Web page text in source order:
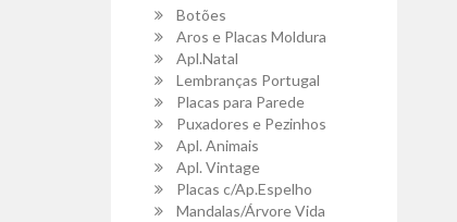
Botões
Aros e Placas Moldura
Apl.Natal
Lembranças Portugal
Placas para Parede
Puxadores e Pezinhos
Apl. Animais
Apl. Vintage
Placas c/Ap.Espelho
Mandalas/Árvore Vida